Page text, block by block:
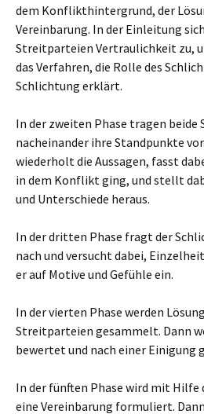
dem Konflikthintergrund, der
Vereinbarung. In der Einleitung
Streitparteien Vertraulichkeit zu,
das Verfahren, die Rolle des
Schlichtung erklärt.
In der zweiten Phase tragen
nacheinander ihre Standpunkte
wiederholt die Aussagen, fasst
in dem Konflikt ging, und stellt
und Unterschiede heraus.
In der dritten Phase fragt der
nach und versucht dabei,
er auf Motive und Gefühle ein.
In der vierten Phase werden
Streitparteien gesammelt. Dann
bewertet und nach einer Einigung
In der fünften Phase wird mit Hilfe
eine Vereinbarung formuliert.